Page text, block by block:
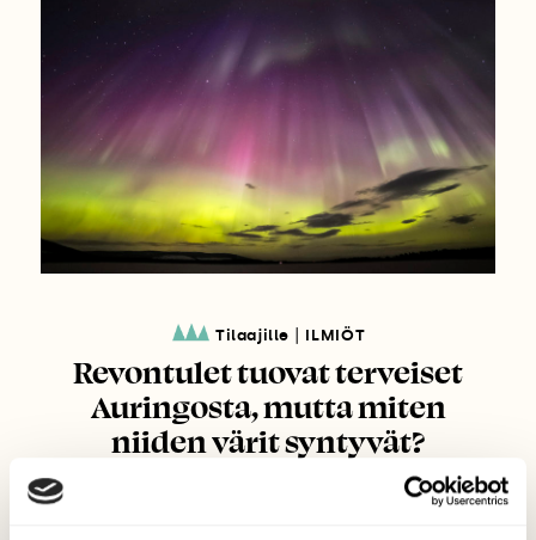
Tilaajille ILMIÖT
Revontulet tuovat terveiset
Auringosta, mutta miten
niiden värit syntyvät?